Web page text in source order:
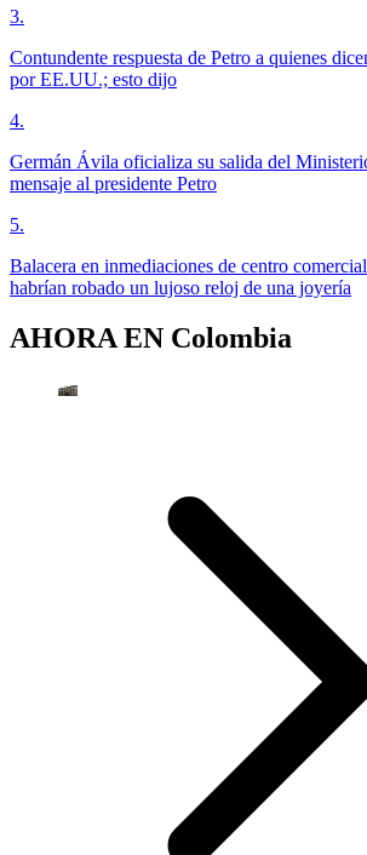
3.
Contundente respuesta de Petro a quienes
por EE.UU.; esto dijo
4.
Germán Ávila oficializa su salida del
mensaje al presidente Petro
5.
Balacera en inmediaciones de centro
habrían robado un lujoso reloj de una joyería
AHORA EN Colombia